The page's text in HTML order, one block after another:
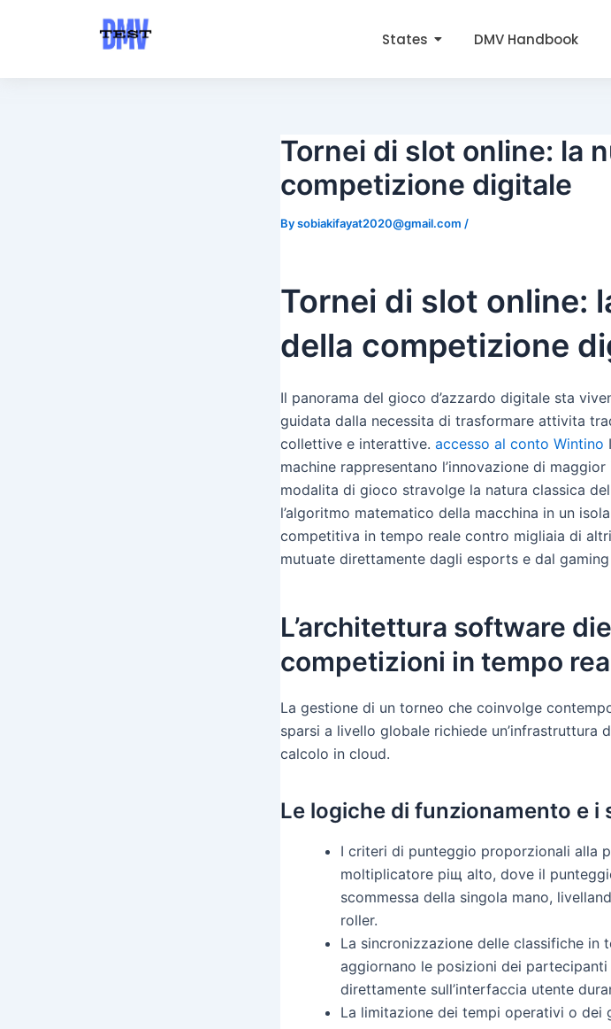
States DMV Handbook
Tornei di slot online: la
competizione digitale
Bysobiakifayat2020@gmail.com /
Tornei di slot online:
della competizione
Il panorama del gioco d’azzardo digitale sta
guidata dalla necessitа di trasformare attivitа
collettive e interattive. accesso al conto Wintino
machine rappresentano l’innovazione di
modalitа di gioco stravolge la natura classica
l’algoritmo matematico della macchina in un
competitiva in tempo reale contro migliaia di
mutuate direttamente dagli esports e dal
L’architettura software
competizioni in tempo
La gestione di un torneo che coinvolge
sparsi a livello globale richiede un’infrastruttura
calcolo in cloud.
Le logiche di funzionamento e
I criteri di punteggio proporzionali alla
moltiplicatore piщ alto, dove il
scommessa della singola mano,
roller.
La sincronizzazione delle classifiche in
aggiornano le posizioni dei
direttamente sull’interfaccia utente
La limitazione dei tempi operativi o dei